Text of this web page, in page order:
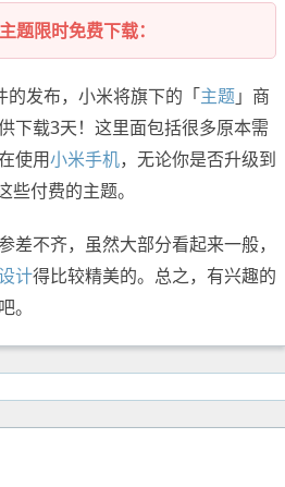
限时免费下载：
发布，小米将旗下的「主题」商
下载3天！这里面包括很多原本需
使用小米手机，无论你是否升级到
付费的主题。
差不齐，虽然大部分看起来一般，
计得比较精美的。总之，有兴趣的
。